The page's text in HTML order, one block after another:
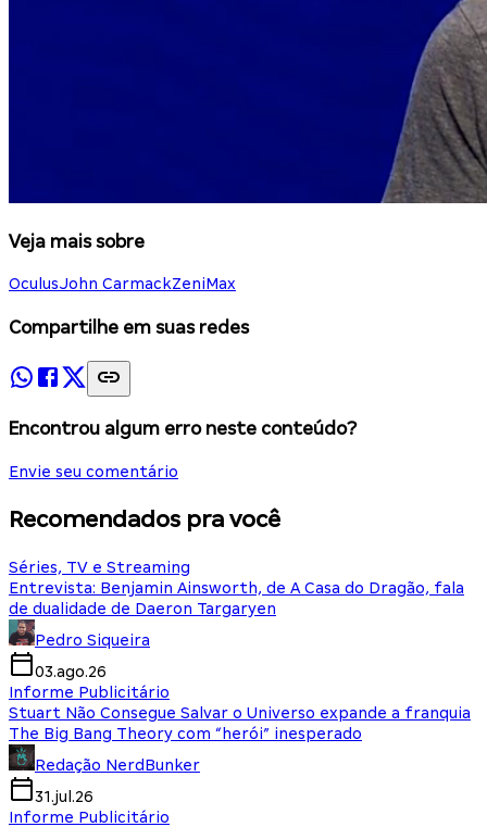
Veja mais sobre
OculusJohn CarmackZeniMax
Compartilhe em suas redes
Encontrou algum erro neste conteúdo?
Envie seu comentário
Recomendados pra você
Séries, TV e Streaming
Entrevista: Benjamin Ainsworth, de A Casa do Dragão, fala
de dualidade de Daeron Targaryen
Pedro Siqueira
03.ago.26
Informe Publicitário
Stuart Não Consegue Salvar o Universo expande a franquia
The Big Bang Theory com “herói” inesperado
Redação NerdBunker
31.jul.26
Informe Publicitário